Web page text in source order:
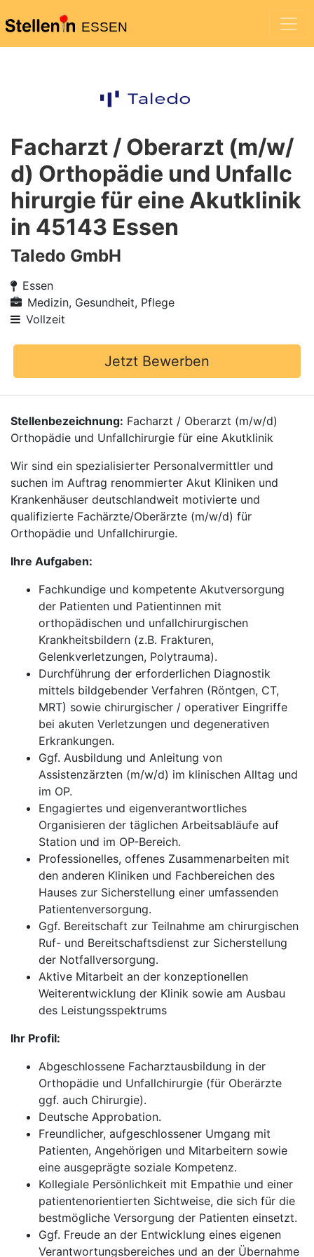
ESSEN
Facharzt / Oberarzt (m/w/
d) Orthopädie und Unfallc
hirurgie für eine Akutklinik
in 45143 Essen
Taledo GmbH
Essen
Medizin, Gesundheit, Pflege
Vollzeit
Jetzt Bewerben
Stellenbezeichnung: Facharzt / Oberarzt (m/w/d)
Orthopädie und Unfallchirurgie für eine Akutklinik
Wir sind ein spezialisierter Personalvermittler und
suchen im Auftrag renommierter Akut Kliniken und
Krankenhäuser deutschlandweit motivierte und
qualifizierte Fachärzte/Oberärzte (m/w/d) für
Orthopädie und Unfallchirurgie.
Ihre Aufgaben:
Fachkundige und kompetente Akutversorgung
der Patienten und Patientinnen mit
orthopädischen und unfallchirurgischen
Krankheitsbildern (z.B. Frakturen,
Gelenkverletzungen, Polytrauma).
Durchführung der erforderlichen Diagnostik
mittels bildgebender Verfahren (Röntgen, CT,
MRT) sowie chirurgischer / operativer Eingriffe
bei akuten Verletzungen und degenerativen
Erkrankungen.
Ggf. Ausbildung und Anleitung von
Assistenzärzten (m/w/d) im klinischen Alltag und
im OP.
Engagiertes und eigenverantwortliches
Organisieren der täglichen Arbeitsabläufe auf
Station und im OP-Bereich.
Professionelles, offenes Zusammenarbeiten mit
den anderen Kliniken und Fachbereichen des
Hauses zur Sicherstellung einer umfassenden
Patientenversorgung.
Ggf. Bereitschaft zur Teilnahme am chirurgischen
Ruf- und Bereitschaftsdienst zur Sicherstellung
der Notfallversorgung.
Aktive Mitarbeit an der konzeptionellen
Weiterentwicklung der Klinik sowie am Ausbau
des Leistungsspektrums
Ihr Profil:
Abgeschlossene Facharztausbildung in der
Orthopädie und Unfallchirurgie (für Oberärzte
ggf. auch Chirurgie).
Deutsche Approbation.
Freundlicher, aufgeschlossener Umgang mit
Patienten, Angehörigen und Mitarbeitern sowie
eine ausgeprägte soziale Kompetenz.
Kollegiale Persönlichkeit mit Empathie und einer
patientenorientierten Sichtweise, die sich für die
bestmögliche Versorgung der Patienten einsetzt.
Ggf. Freude an der Entwicklung eines eigenen
Verantwortungsbereiches und an der Übernahme